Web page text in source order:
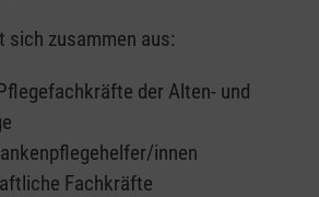
sich zusammen aus:
der Alten- und
innen
Fachkräfte